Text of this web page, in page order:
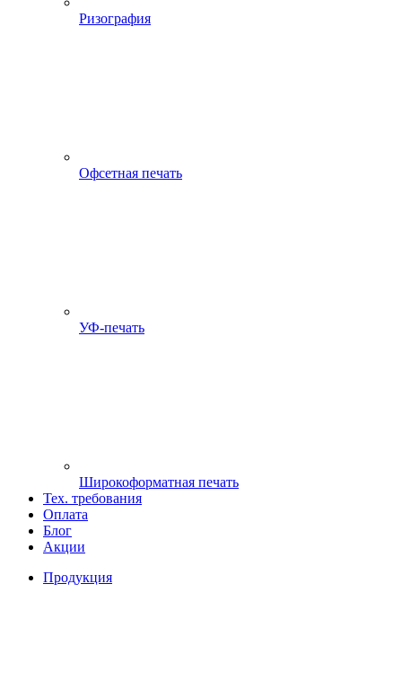
Ризография
Офсетная печать
УФ-печать
Широкоформатная печать
Тех. требования
Оплата
Блог
Акции
Продукция